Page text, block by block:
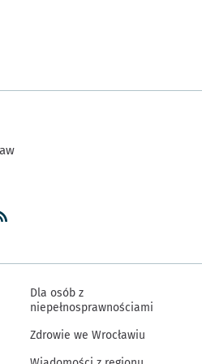
Dla osób z
niepełnosprawnościami
Zdrowie we Wrocławiu